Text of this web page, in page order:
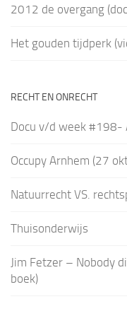
2012 de overgang
Het gouden tijdperk
RECHT EN ONRECHT
Docu v/d week #198-
Occupy Arnhem (27
Natuurrecht VS.
Thuisonderwijs
Jim Fetzer – Nobody
boek)